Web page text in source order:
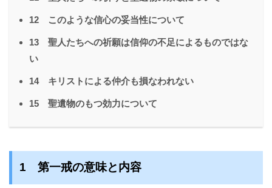
12 このような信心の妥当性について
13 聖人たちへの祈願は信仰の不足によるものではな
い
14 キリストによる仲介も損なわれない
15 聖遺物のもつ効力について
1 第一戒の意味と内容